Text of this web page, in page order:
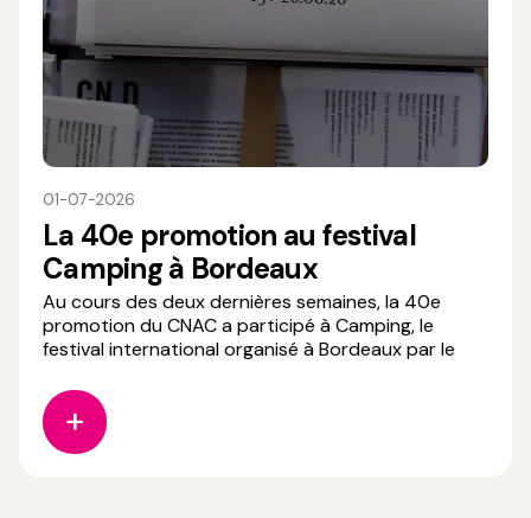
01-07-2026
La 40e promotion au festival
Camping à Bordeaux
Au cours des deux dernières semaines, la 40e
promotion du CNAC a participé à Camping, le
festival international organisé à Bordeaux par le
artistiques, Camping réunit des artistes de la scène
chorégraphique international, des professionnels
du